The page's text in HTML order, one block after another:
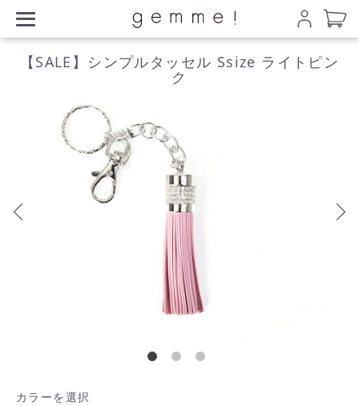
【SALE】シンプルタッセル Ssize ライトピン
ク
カラーを選択